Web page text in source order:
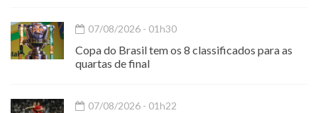
07/08/2026 - 01h30
Copa do Brasil tem os 8 classificados para as
quartas de final
07/08/2026 - 01h22